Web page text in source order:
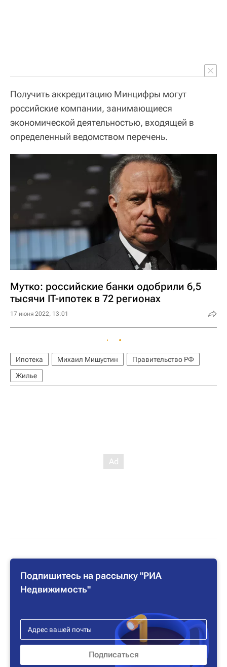
Получить аккредитацию Минцифры могут
российские компании, занимающиеся
экономической деятельностью, входящей в
определенный ведомством перечень.
Мутко: российские банки одобрили 6,5
тысячи IT-ипотек в 72 регионах
17 июня 2022, 13:01
Ипотека Михаил Мишустин
Правительство РФ
Жилье
Подпишитесь на рассылку "РИА
Недвижимость"